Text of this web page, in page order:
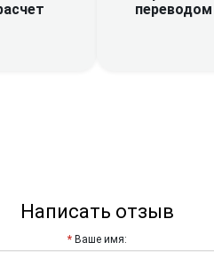
переводом
Написать отзыв
Ваше имя: